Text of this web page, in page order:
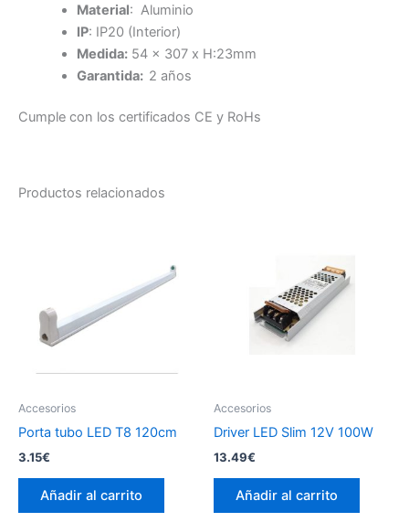
Material: Aluminio
IP: IP20 (Interior)
Medida:54 x 307 x H:23mm
Garantida: 2 años
Cumple con los certificados CE y RoHs
Productos relacionados
Accesorios
Porta tubo LED T8 120cm
3.15€
Añadir al carrito
Accesorios
Driver LED Slim 12V 100W
13.49€
Añadir al carrito